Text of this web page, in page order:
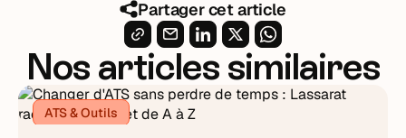
Partager cet article
Nos articles similaires
ATS & Outils